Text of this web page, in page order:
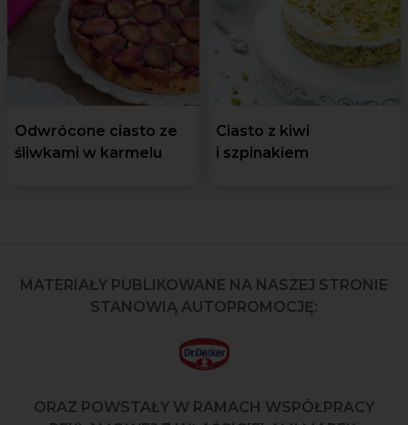
Odwrócone ciasto ze
śliwkami w karmelu
Ciasto z kiwi
i szpinakiem
MATERIAŁY PUBLIKOWANE NA NASZEJ STRONIE
STANOWIĄ AUTOPROMOCJĘ:
ORAZ POWSTAŁY W RAMACH WSPÓŁPRACY